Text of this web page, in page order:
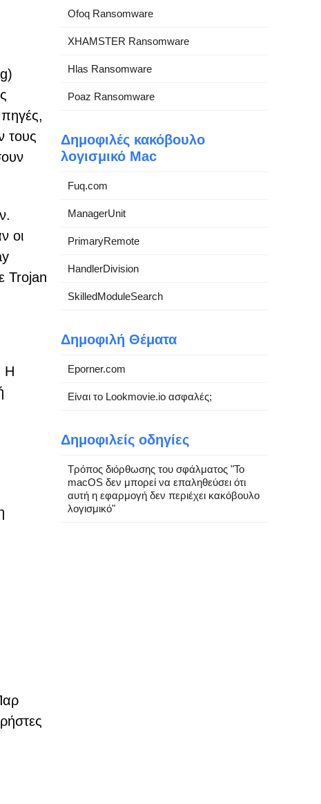
τους
οι
Trojan
Η
Ofoq Ransomware
XHAMSTER Ransomware
Hlas Ransomware
Poaz Ransomware
Δημοφιλές κακόβουλο
λογισμικό Mac
Fuq.com
ManagerUnit
PrimaryRemote
HandlerDivision
SkilledModuleSearch
Δημοφιλή Θέματα
Eporner.com
Είναι το Lookmovie.io ασφαλές;
Δημοφιλείς οδηγίες
Τρόπος διόρθωσης του σφάλματος "Το
macOS δεν μπορεί να επαληθεύσει ότι
αυτή η εφαρμογή δεν περιέχει κακόβουλο
λογισμικό"